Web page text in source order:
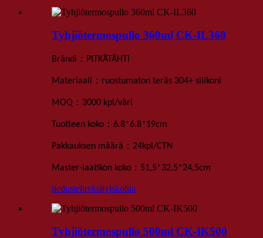
Tyhjiötermospullo 360ml CK-IL360
Brändi ： PITKÄTÄHTI
Materiaali ： ruostumaton teräs 304+ silikoni
MOQ ： 3000 kpl /väri
Tuotteen koko ： 6.8*6.8*19cm
Pakkauksen määrä ： 24kpl /CTN
Master-laatikon koko ： 51,5*32,5*24,5cm
tiedusteluyksityiskohta
Tyhjiötermospullo 500ml CK-IK500